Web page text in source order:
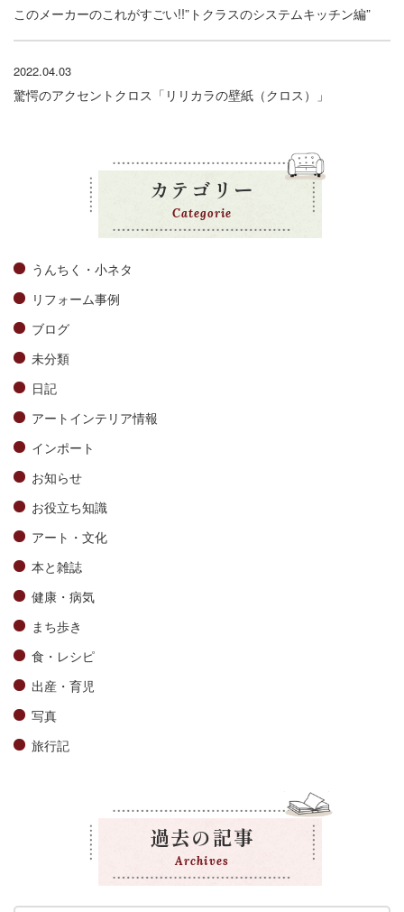
このメーカーのこれがすごい!!”トクラスのシステムキッチン編”
2022.04.03
驚愕のアクセントクロス「リリカラの壁紙（クロス）」
カテゴリー
Categorie
うんちく・小ネタ
リフォーム事例
ブログ
未分類
日記
アートインテリア情報
インポート
お知らせ
お役立ち知識
アート・文化
本と雑誌
健康・病気
まち歩き
食・レシピ
出産・育児
写真
旅行記
過去の記事
Archives